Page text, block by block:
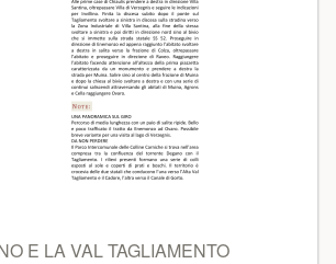
E LA VAL TAGLIAMENTO